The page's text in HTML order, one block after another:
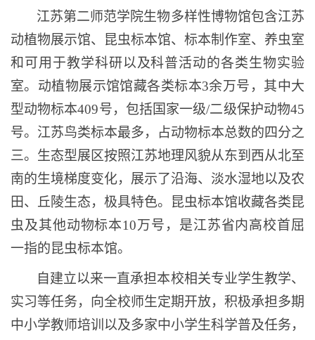
江苏第二师范学院生物多样性博物馆包含江苏
动植物展示馆、昆虫标本馆、标本制作室、养虫室
和可用于教学科研以及科普活动的各类生物实验
室。动植物展示馆馆藏各类标本3余万号，其中大
型动物标本409号，包括国家一级/二级保护动物45
号。江苏鸟类标本最多，占动物标本总数的四分之
三。生态型展区按照江苏地理风貌从东到西从北至
南的生境梯度变化，展示了沿海、淡水湿地以及农
田、丘陵生态，极具特色。昆虫标本馆收藏各类昆
虫及其他动物标本10万号， 是江苏省内高校首屈
一指的昆虫标本馆。
自建立以来一直承担本校相关专业学生教学、
实习等任务，向全校师生定期开放，积极承担多期
中小学教师培训以及多家中小学生科学普及任务，